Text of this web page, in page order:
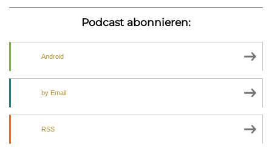
Podcast abonnieren:
Android
by Email
RSS